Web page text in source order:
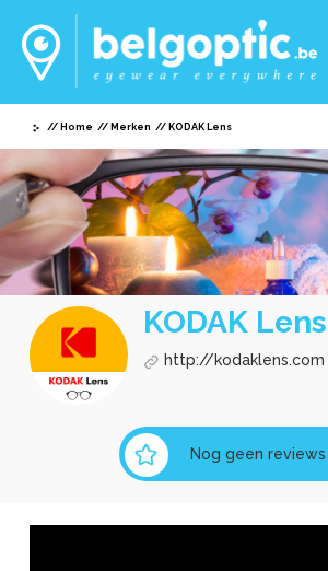
Home Merken KODAK Lens
KODAK Lens
http://kodaklens.com
Nog geen reviews